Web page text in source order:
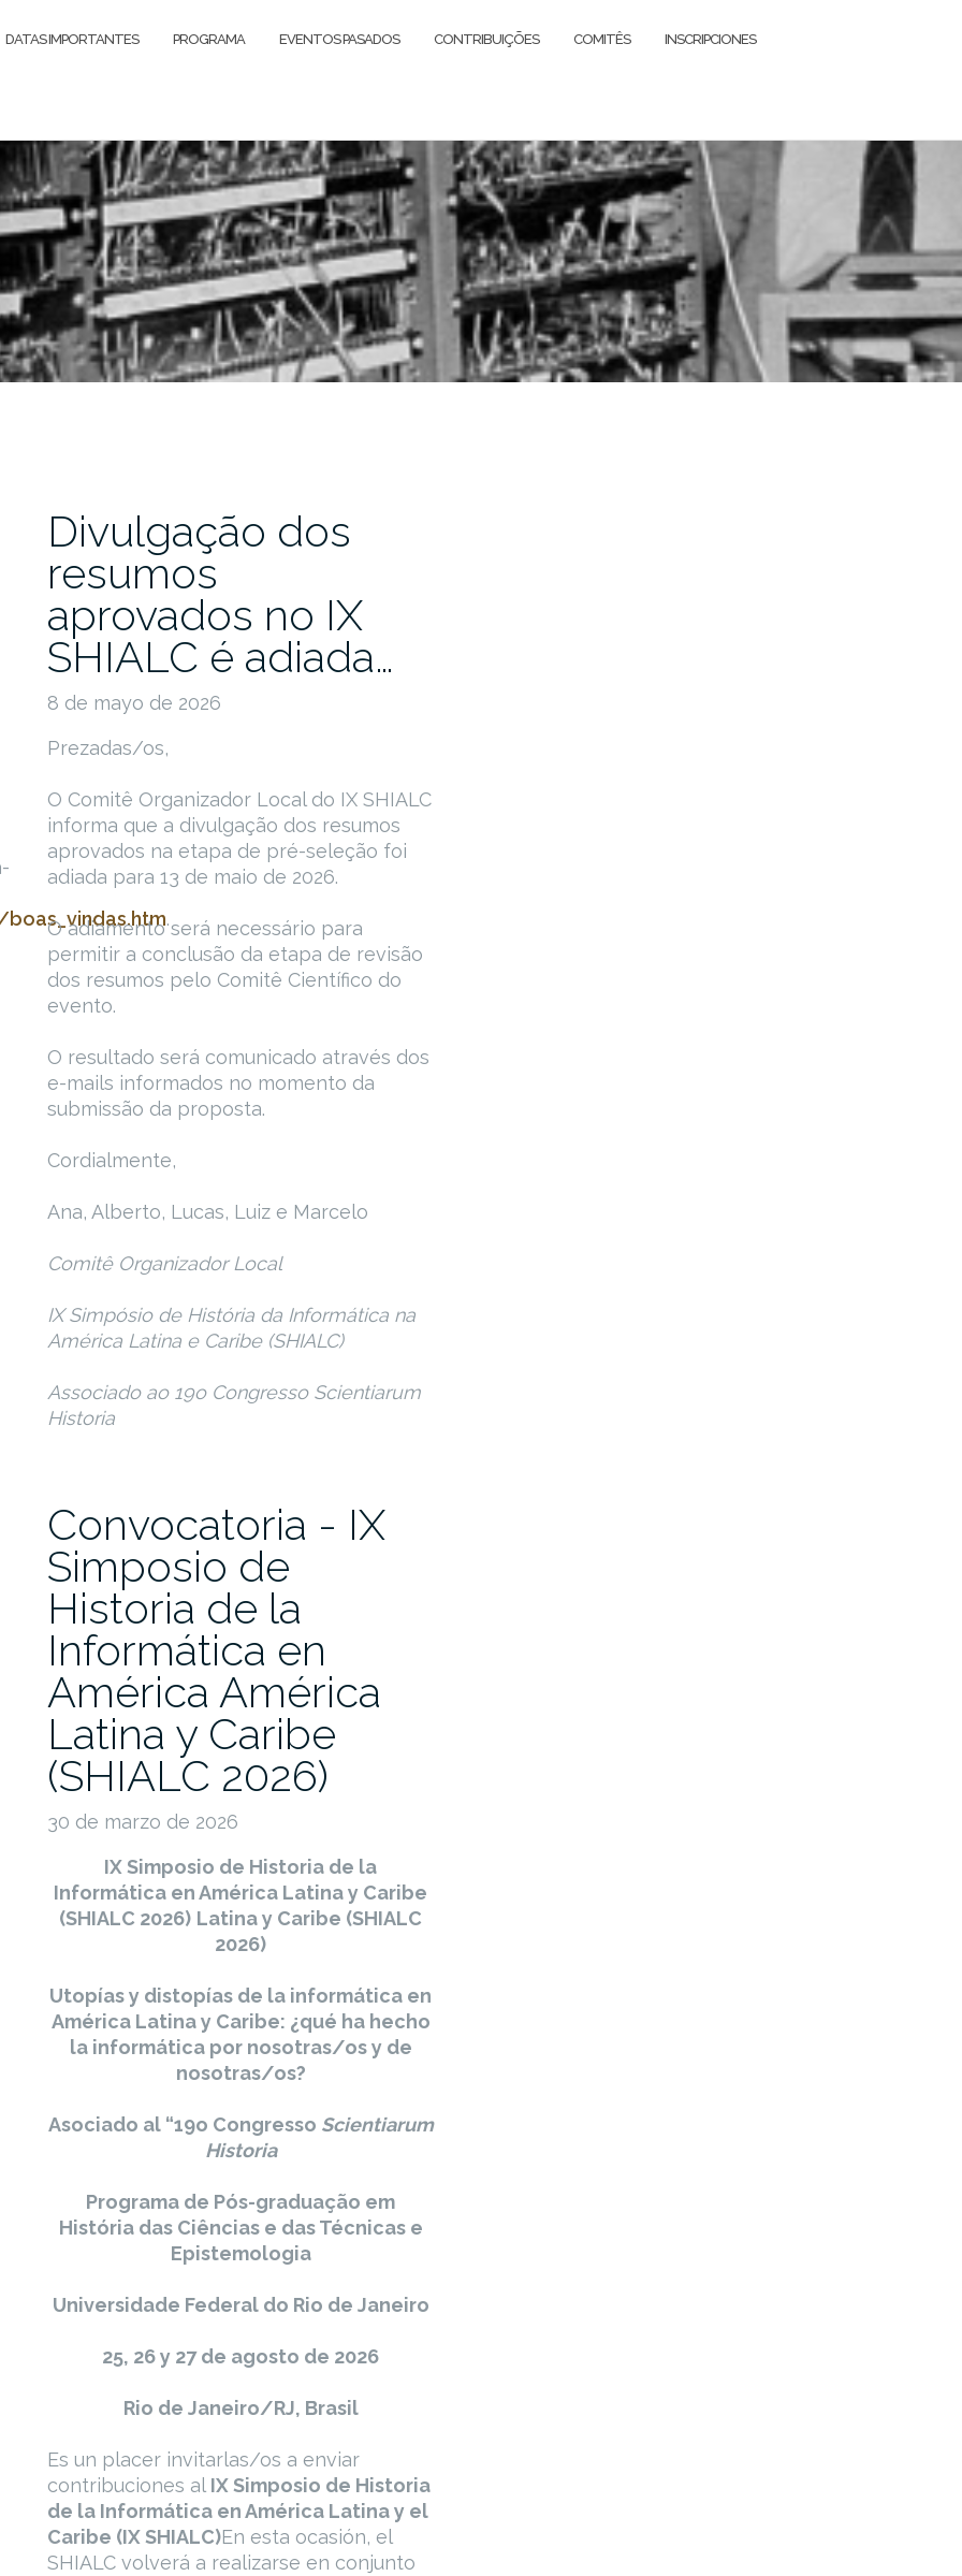
DATAS IMPORTANTES PROGRAMA EVENTOS PASADOS CONTRIBUIÇÕES COMITÊS INSCRIPCIONES
.
Divulgação dos
resumos
aprovados no IX
SHIALC é adiada…
8 de mayo de 2026
Prezadas/os,
O Comitê Organizador Local do IX SHIALC
informa que a divulgação dos resumos
aprovados na etapa de pré-seleção foi
adiada para 13 de maio de 2026.
O adiamento será necessário para
permitir a conclusão da etapa de revisão
dos resumos pelo Comitê Científico do
evento.
O resultado será comunicado através dos
e-mails informados no momento da
submissão da proposta.
Cordialmente,
Ana, Alberto, Lucas, Luiz e Marcelo
Comitê Organizador Local
IX Simpósio de História da Informática na
América Latina e Caribe (SHIALC)
Associado ao 19o Congresso Scientiarum
Historia
Convocatoria - IX
Simposio de
Historia de la
Informática en
América América
Latina y Caribe
(SHIALC 2026)
30 de marzo de 2026
IX Simposio de Historia de la
Informática en América Latina y Caribe
(SHIALC 2026) Latina y Caribe (SHIALC
2026)
Utopías y distopías de la informática en
América Latina y Caribe: ¿qué ha hecho
la informática por nosotras/os y de
nosotras/os?
Asociado al “19o Congresso Scientiarum
Historia
Programa de Pós-graduação em
História das Ciências e das Técnicas e
Epistemologia
Universidade Federal do Rio de Janeiro
25, 26 y 27 de agosto de 2026
Rio de Janeiro/RJ, Brasil
Es un placer invitarlas/os a enviar
contribuciones al IX Simposio de Historia
de la Informática en América Latina y el
Caribe (IX SHIALC)En esta ocasión, el
SHIALC volverá a realizarse en conjunto